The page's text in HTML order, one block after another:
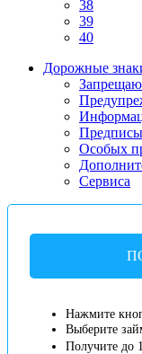
38
39
40
Дорожные
Особых
Сервиса
Нажмите
Выберите
Получите до